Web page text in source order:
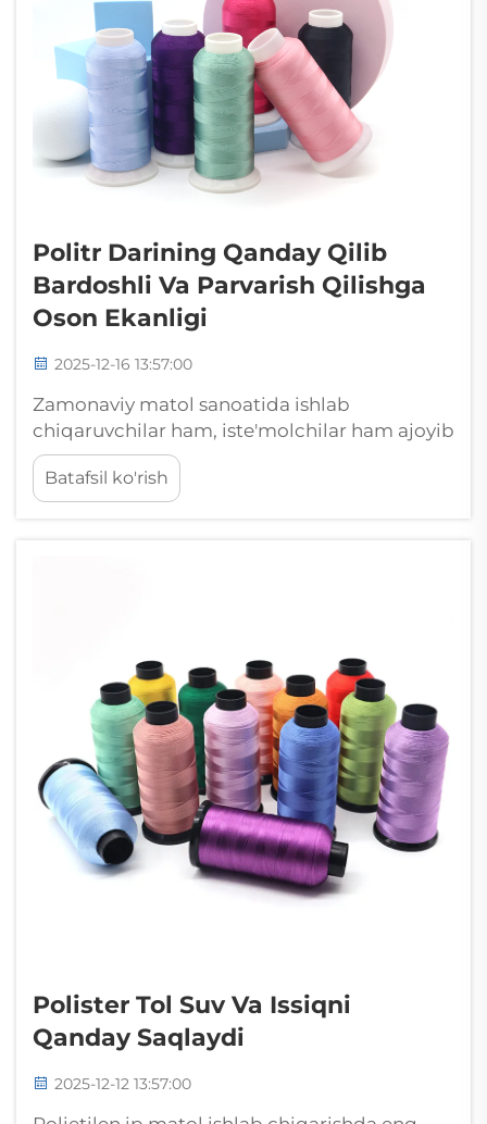
Politr Darining Qanday Qilib
Bardoshli Va Parvarish Qilishga
Oson Ekanligi
2025-12-16 13:57:00
Zamonaviy matol sanoatida ishlab
chiqaruvchilar ham, iste'molchilar ham ajoyib
chidamlilikni minimal parvarish talablari
bilan birlashtiruvchi materiallarni izlaydi.
Polietilen ip moda kiyimlardan tortib turli
Batafsil ko'rish
Polister Tol Suv Va Issiqni
Qanday Saqlaydi
2025-12-12 13:57:00